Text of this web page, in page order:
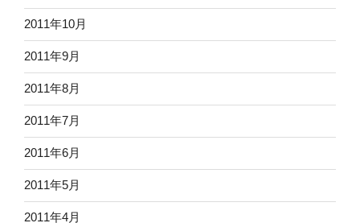
2011年10月
2011年9月
2011年8月
2011年7月
2011年6月
2011年5月
2011年4月